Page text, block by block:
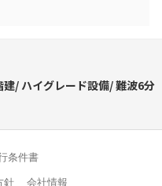
/ ハイグレード設備/ 難波6分
条件書
針 会社情報